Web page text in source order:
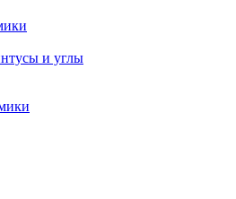
и углы